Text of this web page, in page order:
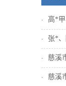
高*
张*
慈溪
慈溪